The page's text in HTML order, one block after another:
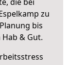
zu
bis
& Gut.